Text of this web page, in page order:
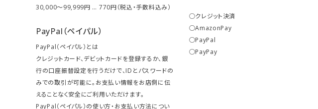
30,000～99,999円 … 770円（税込・手数料込み）
PayPal（ペイパル）
PayPal（ペイパル）とは
クレジットカード、デビットカードを登録するか、銀
行の口座振替設定を行うだけで、IDとパスワードの
みでの取引が可能に。お支払い情報をお店側に伝
えることなく安全にご利用いただけます。
PayPal（ペイパル）の使い方・お支払い方法につい
○クレジット決済
○AmazonPay
○PayPal
○PayPay